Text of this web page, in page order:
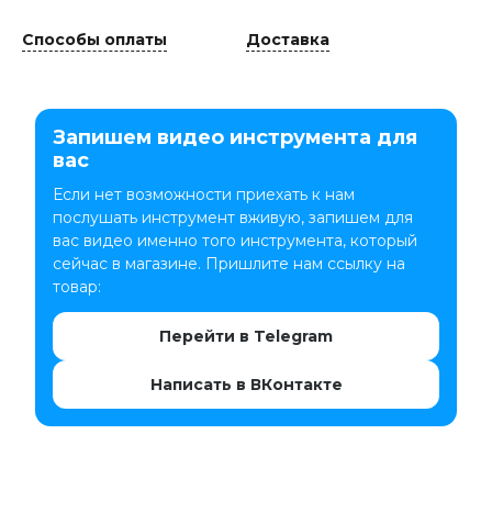
Способы оплаты Доставка
Запишем видео инструмента для
вас
Если нет возможности приехать к нам
послушать инструмент вживую, запишем для
вас видео именно того инструмента, который
сейчас в магазине. Пришлите нам ссылку на
товар:
Перейти в Telegram
Написать в ВКонтакте